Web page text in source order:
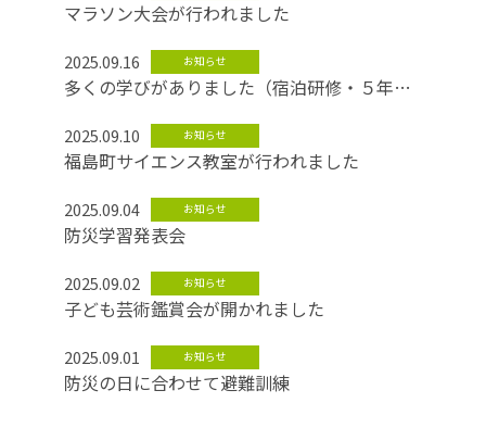
マラソン大会が行われました
2025.09.16 お知らせ
多くの学びがありました（宿泊研修・５年
2025.09.10 お知らせ
福島町サイエンス教室が行われました
2025.09.04 お知らせ
防災学習発表会
2025.09.02 お知らせ
子ども芸術鑑賞会が開かれました
2025.09.01 お知らせ
防災の日に合わせて避難訓練